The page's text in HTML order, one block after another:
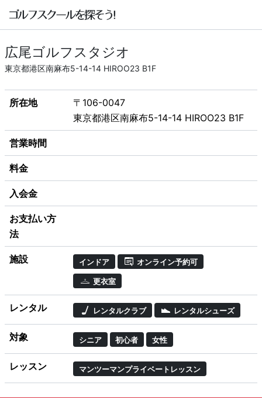
広尾ゴルフスタジオ
東京都港区南麻布5-14-14 HIROO23 B1F
所在地
〒106-0047
東京都港区南麻布5-14-14 HIROO23 B1F
営業時間
料金
入会金
お支払い方
法
施設 インドア オンライン予約可
更衣室
レンタル レンタルクラブ レンタルシューズ
対象 シニア 初心者 女性
レッスン マンツーマンプライベートレッスン